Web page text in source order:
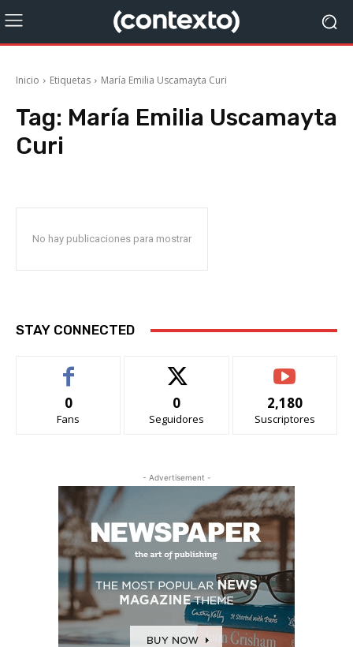
Inicio Etiquetas María Emilia Uscamayta Curi
Tag: María Emilia Uscamayta
Curi
No hay publicaciones para mostrar
STAY CONNECTED
0
Fans
0
Seguidores
2,180
Suscriptores
- Advertisement -